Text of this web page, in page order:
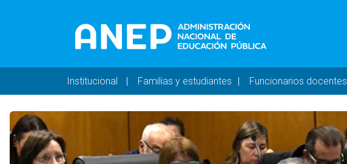
Navegación principal - DESKTOP
Institucional Familias y estudiantes Funcionarios docentes